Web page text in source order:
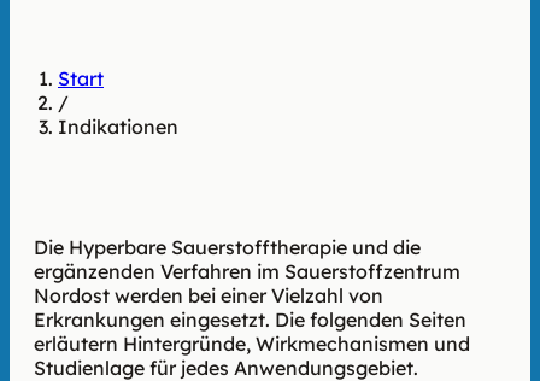
Start
/
Indikationen
Die Hyperbare Sauerstofftherapie und die
ergänzenden Verfahren im Sauerstoffzentrum
Nordost werden bei einer Vielzahl von
Erkrankungen eingesetzt. Die folgenden Seiten
erläutern Hintergründe, Wirkmechanismen und
Studienlage für jedes Anwendungsgebiet.